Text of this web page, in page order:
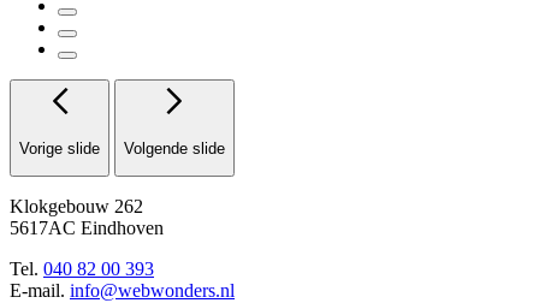
Vorige slide Volgende slide
Klokgebouw 262
5617AC Eindhoven
Tel. 040 82 00 393
E-mail. info@webwonders.nl